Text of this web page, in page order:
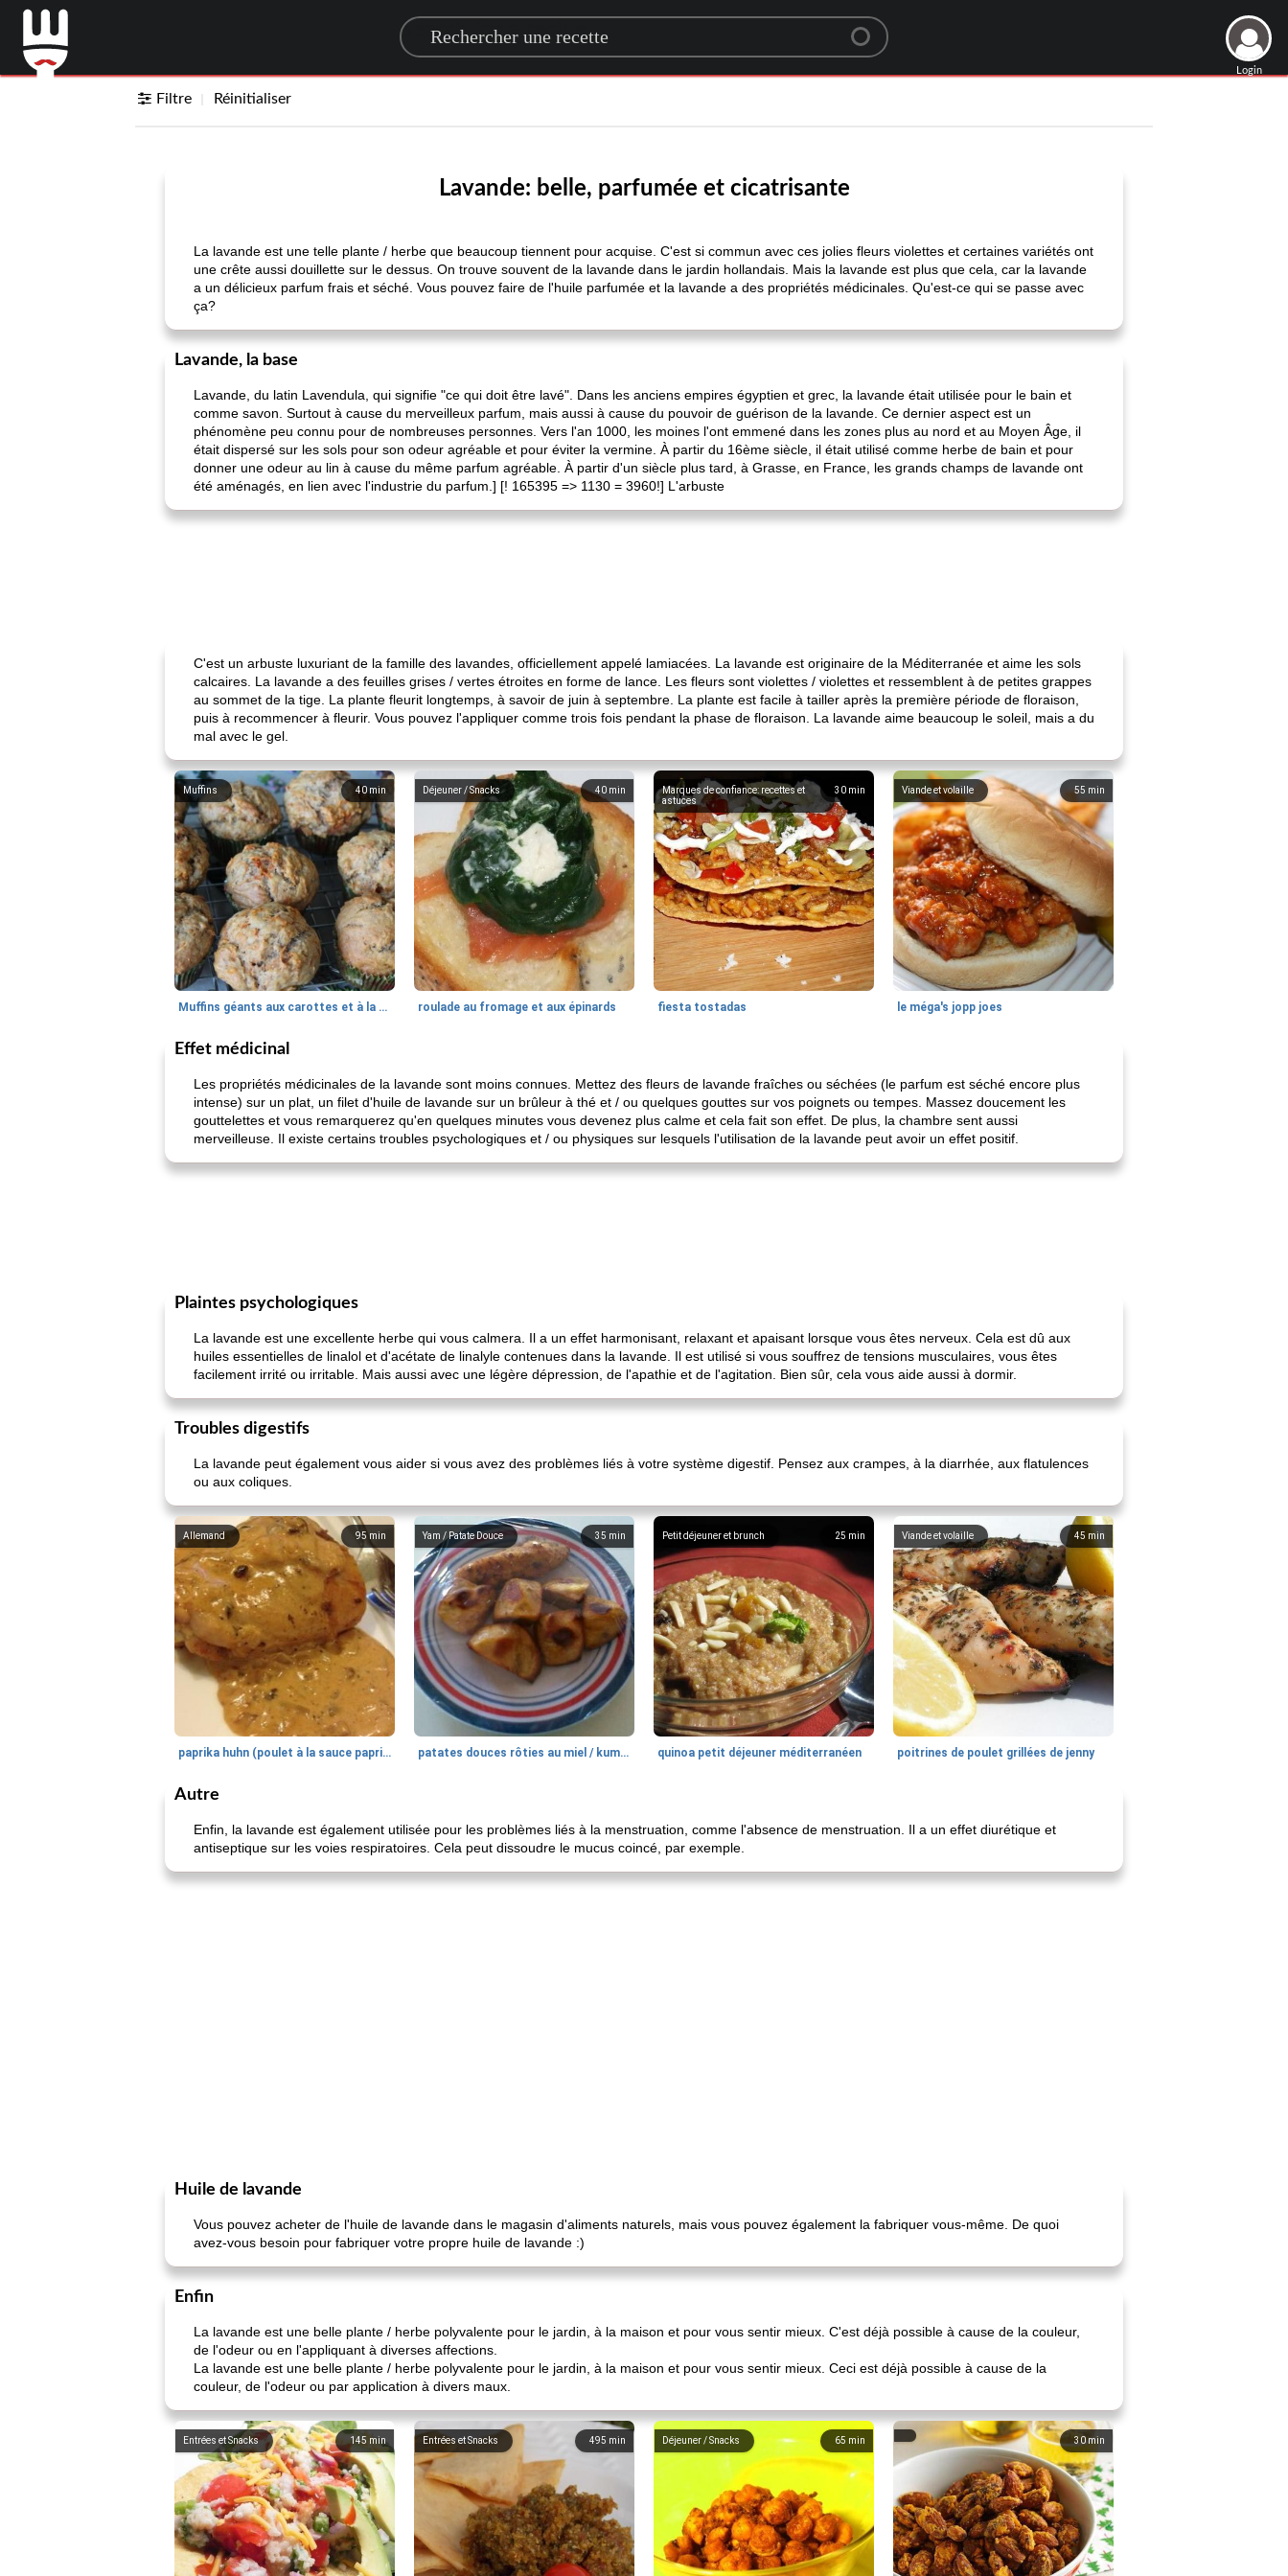
Search for a recipe
Login
Filtre Réinitialiser
Lavande: belle, parfumée et cicatrisante
La lavande est une telle plante / herbe que beaucoup tiennent pour acquise. C'est si commun avec ces jolies fleurs violettes et certaines variétés ont
une crête aussi douillette sur le dessus. On trouve souvent de la lavande dans le jardin hollandais. Mais la lavande est plus que cela, car la lavande
a un délicieux parfum frais et séché. Vous pouvez faire de l'huile parfumée et la lavande a des propriétés médicinales. Qu'est-ce qui se passe avec
ça?
Lavande, la base
Lavande, du latin Lavendula, qui signifie "ce qui doit être lavé". Dans les anciens empires égyptien et grec, la lavande était utilisée pour le bain et
comme savon. Surtout à cause du merveilleux parfum, mais aussi à cause du pouvoir de guérison de la lavande. Ce dernier aspect est un
phénomène peu connu pour de nombreuses personnes. Vers l'an 1000, les moines l'ont emmené dans les zones plus au nord et au Moyen Âge, il
était dispersé sur les sols pour son odeur agréable et pour éviter la vermine. À partir du 16ème siècle, il était utilisé comme herbe de bain et pour
donner une odeur au lin à cause du même parfum agréable. À partir d'un siècle plus tard, à Grasse, en France, les grands champs de lavande ont
été aménagés, en lien avec l'industrie du parfum.] [! 165395 => 1130 = 3960!] L'arbuste
C'est un arbuste luxuriant de la famille des lavandes, officiellement appelé lamiacées. La lavande est originaire de la Méditerranée et aime les sols
calcaires. La lavande a des feuilles grises / vertes étroites en forme de lance. Les fleurs sont violettes / violettes et ressemblent à de petites grappes
au sommet de la tige. La plante fleurit longtemps, à savoir de juin à septembre. La plante est facile à tailler après la première période de floraison,
puis à recommencer à fleurir. Vous pouvez l'appliquer comme trois fois pendant la phase de floraison. La lavande aime beaucoup le soleil, mais a du
mal avec le gel.
40 min
Muffins
Muffins géants aux carottes et à la banane de Nif
40 min
Déjeuner / Snacks
roulade au fromage et aux épinards
30 min
Marques de confiance: recettes et
astuces
fiesta tostadas
55 min
Viande et volaille
le méga's jopp joes
Effet médicinal
Les propriétés médicinales de la lavande sont moins connues. Mettez des fleurs de lavande fraîches ou séchées (le parfum est séché encore plus
intense) sur un plat, un filet d'huile de lavande sur un brûleur à thé et / ou quelques gouttes sur vos poignets ou tempes. Massez doucement les
gouttelettes et vous remarquerez qu'en quelques minutes vous devenez plus calme et cela fait son effet. De plus, la chambre sent aussi
merveilleuse. Il existe certains troubles psychologiques et / ou physiques sur lesquels l'utilisation de la lavande peut avoir un effet positif.
Plaintes psychologiques
La lavande est une excellente herbe qui vous calmera. Il a un effet harmonisant, relaxant et apaisant lorsque vous êtes nerveux. Cela est dû aux
huiles essentielles de linalol et d'acétate de linalyle contenues dans la lavande. Il est utilisé si vous souffrez de tensions musculaires, vous êtes
facilement irrité ou irritable. Mais aussi avec une légère dépression, de l'apathie et de l'agitation. Bien sûr, cela vous aide aussi à dormir.
Troubles digestifs
La lavande peut également vous aider si vous avez des problèmes liés à votre système digestif. Pensez aux crampes, à la diarrhée, aux flatulences
ou aux coliques.
95min
Allemand
paprika huhn (poulet à la sauce paprika).
35 min
Yam / Patate Douce
patates douces rôties au miel / kumara
25 min
Petit déjeuner et brunch
quinoa petit déjeuner méditerranéen
45 min
Viande et volaille
poitrines de poulet grillées de jenny
Autre
Enfin, la lavande est également utilisée pour les problèmes liés à la menstruation, comme l'absence de menstruation. Il a un effet diurétique et
antiseptique sur les voies respiratoires. Cela peut dissoudre le mucus coincé, par exemple.
Huile de lavande
Vous pouvez acheter de l'huile de lavande dans le magasin d'aliments naturels, mais vous pouvez également la fabriquer vous-même. De quoi
avez-vous besoin pour fabriquer votre propre huile de lavande :)
Enfin
La lavande est une belle plante / herbe polyvalente pour le jardin, à la maison et pour vous sentir mieux. C'est déjà possible à cause de la couleur,
de l'odeur ou en l'appliquant à diverses affections.
La lavande est une belle plante / herbe polyvalente pour le jardin, à la maison et pour vous sentir mieux. Ceci est déjà possible à cause de la
couleur, de l'odeur ou par application à divers maux.
145 min
Entrées et Snacks 495 min
Entrées et Snacks 65 min
Déjeuner / Snacks 30min